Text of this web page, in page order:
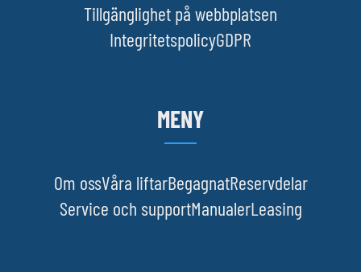
Tillgänglighet på webbplatsen
IntegritetspolicyGDPR
MENY
Om ossVåra liftarBegagnatReservdelar
Service och supportManualerLeasing